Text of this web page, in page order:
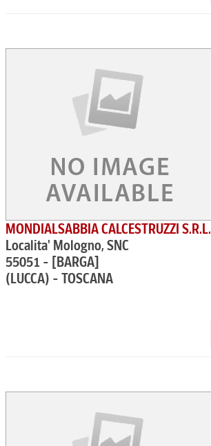
MONDIALSABBIA CALCESTRUZZI S.R.L.
Localita' Mologno, SNC
55051 - [BARGA]
(LUCCA) - TOSCANA